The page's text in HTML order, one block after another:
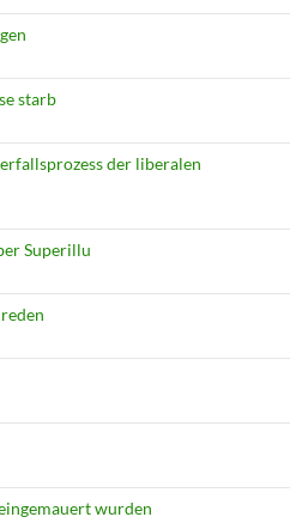
starb
der liberalen
Superillu
wurden